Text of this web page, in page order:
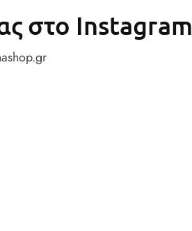
στο Instagram